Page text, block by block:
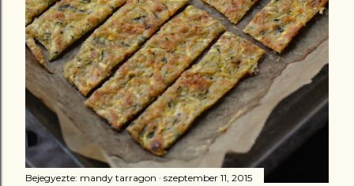
Bejegyezte: mandy tarragon szeptember 11, 2015